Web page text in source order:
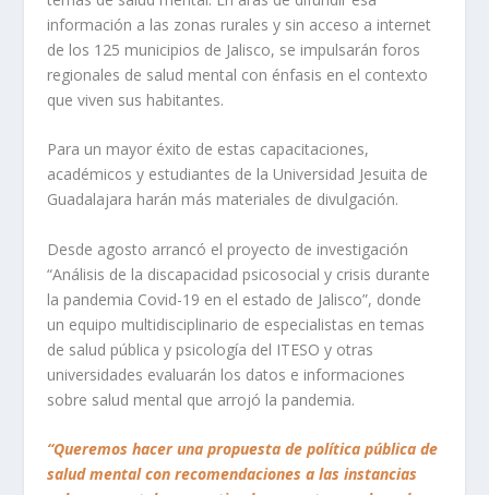
información a las zonas rurales y sin acceso a internet
de los 125 municipios de Jalisco, se impulsarán foros
regionales de salud mental con énfasis en el contexto
que viven sus habitantes.
Para un mayor éxito de estas capacitaciones,
académicos y estudiantes de la Universidad Jesuita de
Guadalajara harán más materiales de divulgación.
Desde agosto arrancó el proyecto de investigación
“Análisis de la discapacidad psicosocial y crisis durante
la pandemia Covid-19 en el estado de Jalisco”, donde
un equipo multidisciplinario de especialistas en temas
de salud pública y psicología del ITESO y otras
universidades evaluarán los datos e informaciones
sobre salud mental que arrojó la pandemia.
“Queremos hacer una propuesta de política pública de
salud mental con recomendaciones a las instancias